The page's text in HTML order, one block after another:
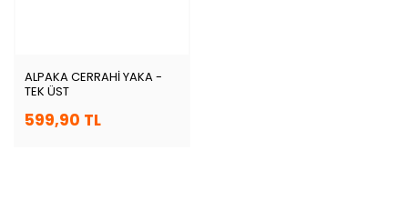
ALPAKA CERRAHİ YAKA -
TEK ÜST
599,90 TL